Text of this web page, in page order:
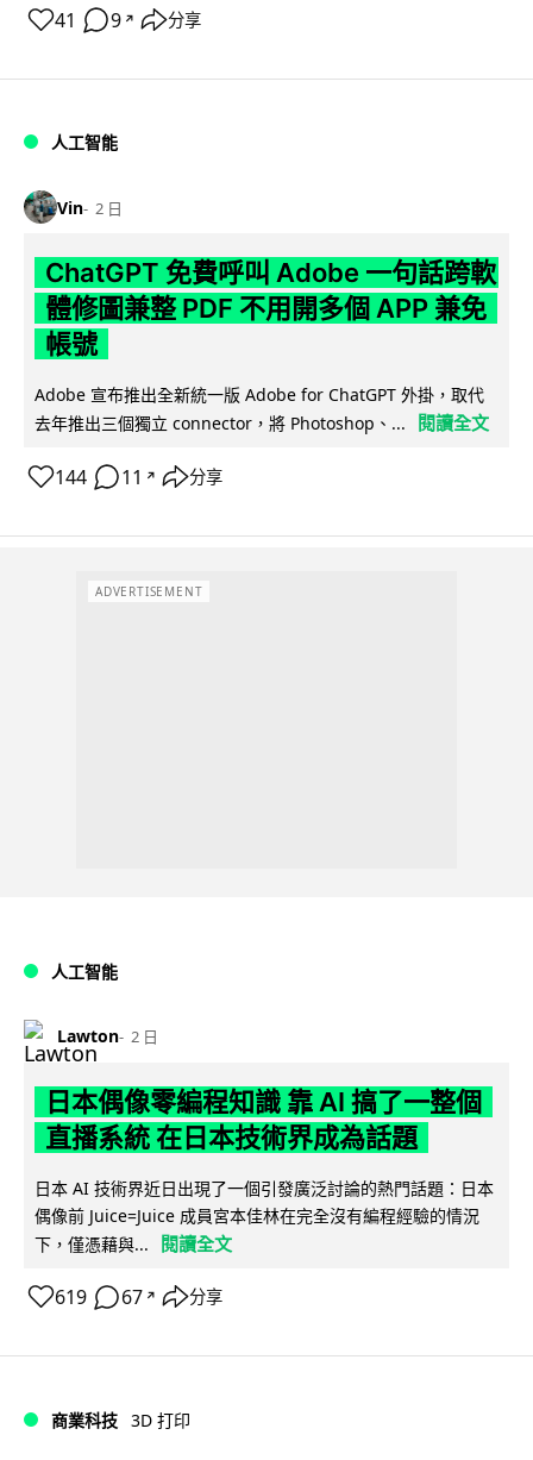
41 9 ↗ 分享
人工智能
Vin 2 日
ChatGPT 免費呼叫 Adobe 一句話跨軟
體修圖兼整 PDF 不用開多個 APP 兼免
帳號
Adobe 宣布推出全新統一版 Adobe for ChatGPT 外掛，取代
去年推出三個獨立 connector，將 Photoshop、...
閱讀全文
144 11 ↗ 分享
ADVERTISEMENT
人工智能
Lawton 2 日
日本偶像零編程知識 靠 AI 搞了一整個
直播系統 在日本技術界成為話題
日本 AI 技術界近日出現了一個引發廣泛討論的熱門話題：日本
偶像前 Juice=Juice 成員宮本佳林在完全沒有編程經驗的情況
下，僅憑藉與...
閱讀全文
619 67 ↗ 分享
商業科技 3D 打印